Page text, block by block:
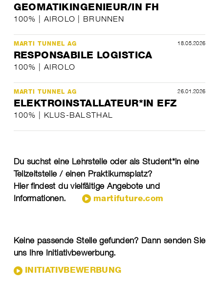
GEOMATIKINGENIEUR/IN FH
100% | AIROLO | BRUNNEN
MARTI TUNNEL AG 18.05.2026
RESPONSABILE LOGISTICA
100% | AIROLO
MARTI TUNNEL AG 26.01.2026
ELEKTROINSTALLATEUR*IN EFZ
100% | KLUS-BALSTHAL
​Du suchst eine Lehrstelle oder als Student*in eine
Teilzeitstelle / einen Praktikumsplatz?
Hier findest du vielfältige Angebote und
Informationen.
martifuture.com
Keine passende Stelle gefunden? Dann senden Sie
uns Ihre Initiativbewerbung.
INITIATIVBEWERBUNG